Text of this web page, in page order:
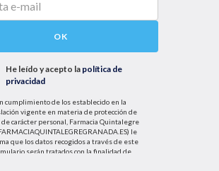
OK
He leído y acepto la política de
privacidad
cumplimiento de los establecido en la
vigente en materia de protección de
de carácter personal, Farmacia Quintalegre
le
que los datos recogidos a través de este
serán tratados con la finalidad de